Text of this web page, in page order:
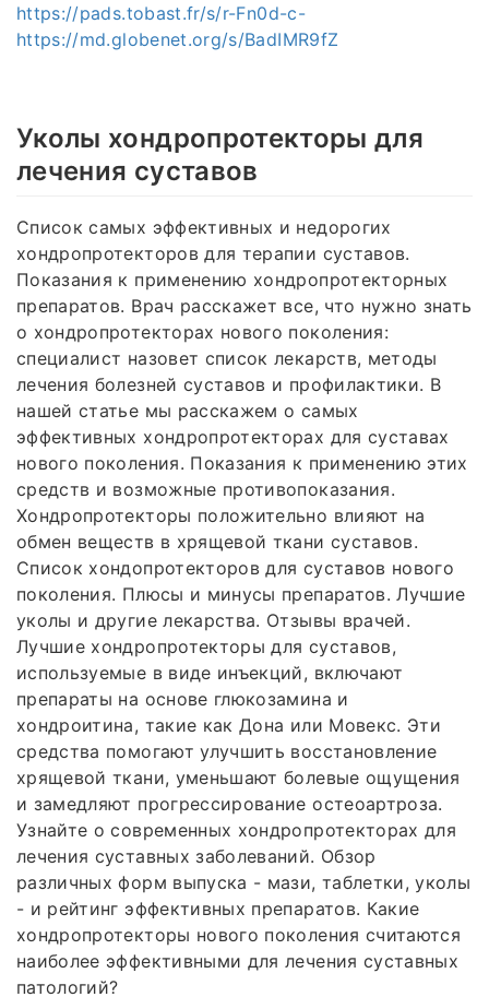
https://pads.tobast.fr/s/r-Fn0d-c-
https://md.globenet.org/s/BadIMR9fZ
Уколы хондропротекторы для
лечения суставов
Список самых эффективных и недорогих
хондропротекторов для терапии суставов.
Показания к применению хондропротекторных
препаратов. Врач расскажет все, что нужно знать
о хондропротекторах нового поколения:
специалист назовет список лекарств, методы
лечения болезней суставов и профилактики. В
нашей статье мы расскажем о самых
эффективных хондропротекторах для суставах
нового поколения. Показания к применению этих
средств и возможные противопоказания.
Хондропротекторы положительно влияют на
обмен веществ в хрящевой ткани суставов.
Список хондопротекторов для суставов нового
поколения. Плюсы и минусы препаратов. Лучшие
уколы и другие лекарства. Отзывы врачей.
Лучшие хондропротекторы для суставов,
используемые в виде инъекций, включают
препараты на основе глюкозамина и
хондроитина, такие как Дона или Мовекс. Эти
средства помогают улучшить восстановление
хрящевой ткани, уменьшают болевые ощущения
и замедляют прогрессирование остеоартроза.
Узнайте о современных хондропротекторах для
лечения суставных заболеваний. Обзор
различных форм выпуска - мази, таблетки, уколы
- и рейтинг эффективных препаратов. Какие
хондропротекторы нового поколения считаются
наиболее эффективными для лечения суставных
патологий?